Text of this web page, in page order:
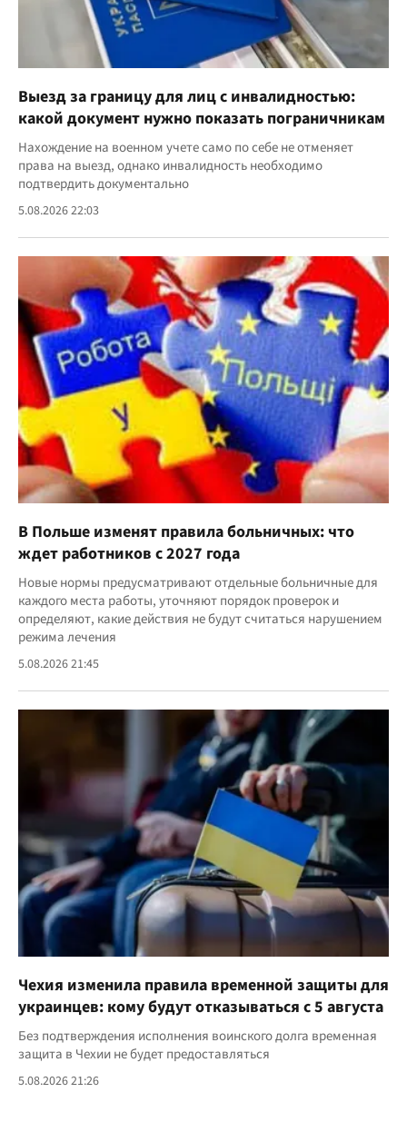
Выезд за границу для лиц с инвалидностью:
какой документ нужно показать пограничникам
Нахождение на военном учете само по себе не отменяет
права на выезд, однако инвалидность необходимо
подтвердить документально
5.08.2026 22:03
В Польше изменят правила больничных: что
ждет работников с 2027 года
Новые нормы предусматривают отдельные больничные для
каждого места работы, уточняют порядок проверок и
определяют, какие действия не будут считаться нарушением
режима лечения
5.08.2026 21:45
Чехия изменила правила временной защиты для
украинцев: кому будут отказываться с 5 августа
Без подтверждения исполнения воинского долга временная
защита в Чехии не будет предоставляться
5.08.2026 21:26